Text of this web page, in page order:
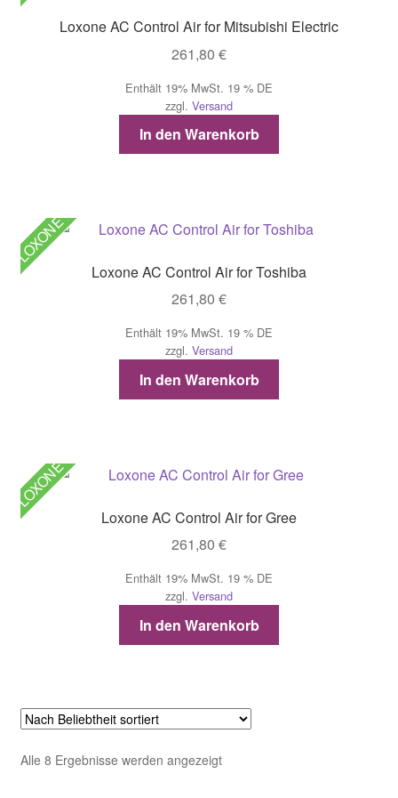
Loxone AC Control Air for Mitsubishi Electric
261,80 €
Enthält 19% MwSt. 19 % DE
zzgl. Versand
In den Warenkorb
LOXONE
Loxone AC Control Air for Toshiba
261,80 €
Enthält 19% MwSt. 19 % DE
zzgl. Versand
In den Warenkorb
LOXONE
Loxone AC Control Air for Gree
261,80 €
Enthält 19% MwSt. 19 % DE
zzgl. Versand
In den Warenkorb
Alle 8 Ergebnisse werden angezeigtNach